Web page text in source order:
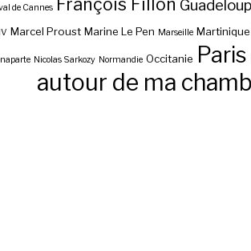
de Cannes François Fillon
Marcel Proust Marine Le Pen Marseille Martinique
Nicolas Sarkozy Normandie Occitanie Paris
autour de ma